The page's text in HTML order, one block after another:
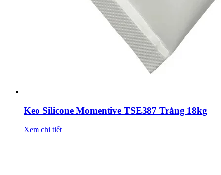
Keo Silicone Momentive TSE387 Trắng 18kg
Xem chi tiết